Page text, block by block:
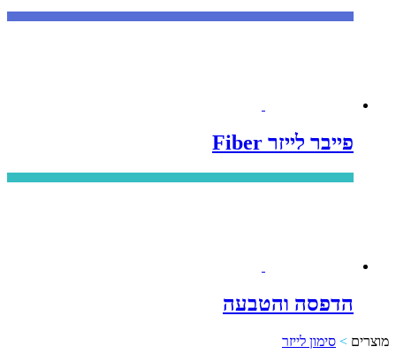
פייבר לייזר Fiber
הדפסה והטבעה
מוצרים > סימון לייזר